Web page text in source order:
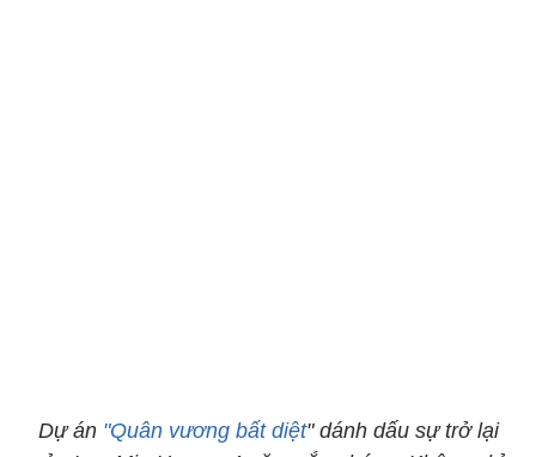
Dự án "Quân vương bất diệt" dánh dấu sự trở lại